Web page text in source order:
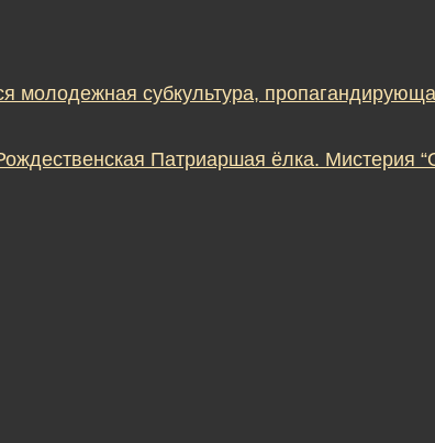
молодежная субкультура,
Патриаршая ёлка. Мистерия